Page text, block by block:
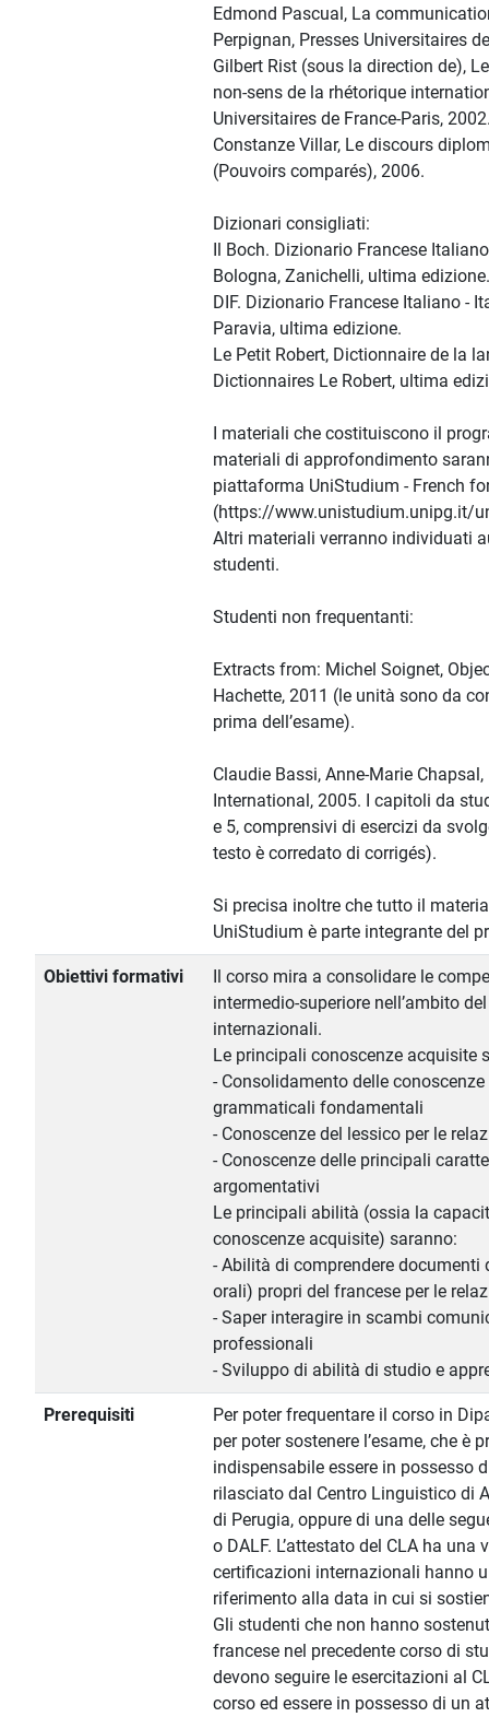
Edmond Pascual, La
Perpignan, Presses Universitaires
Gilbert Rist (sous la direction de),
non-sens de la rhétorique
Universitaires de France-Paris,
Constanze Villar, Le discours
(Pouvoirs comparés), 2006.
Dizionari consigliati:
Il Boch. Dizionario Francese
Bologna, Zanichelli, ultima edizione.
DIF. Dizionario Francese Italiano -
Paravia, ultima edizione.
Le Petit Robert, Dictionnaire de la
Dictionnaires Le Robert, ultima
I materiali che costituiscono il
materiali di approfondimento
piattaforma UniStudium - French
(https://www.unistudium.unipg.it/
Altri materiali verranno individuati
studenti.
Studenti non frequentanti:
Extracts from: Michel Soignet,
Hachette, 2011 (le unità sono da
prima dell’esame).
Claudie Bassi, Anne-Marie
International, 2005. I capitoli da
e 5, comprensivi di esercizi da
testo è corredato di corrigés).
Si precisa inoltre che tutto il
UniStudium è parte integrante del
Obiettivi formativi
Il corso mira a consolidare le
intermedio-superiore nell’ambito
internazionali.
Le principali conoscenze acquisite
- Consolidamento delle
grammaticali fondamentali
- Conoscenze del lessico per le
- Conoscenze delle principali
argomentativi
Le principali abilità (ossia la
conoscenze acquisite) saranno:
- Abilità di comprendere documenti
orali) propri del francese per le
- Saper interagire in scambi
professionali
- Sviluppo di abilità di studio e
Prerequisiti
Per poter frequentare il corso in
per poter sostenere l’esame, che è
indispensabile essere in possesso
rilasciato dal Centro Linguistico di
di Perugia, oppure di una delle
o DALF. L’attestato del CLA ha
certificazioni internazionali hanno
riferimento alla data in cui si
Gli studenti che non hanno
francese nel precedente corso di
devono seguire le esercitazioni al
corso ed essere in possesso di un